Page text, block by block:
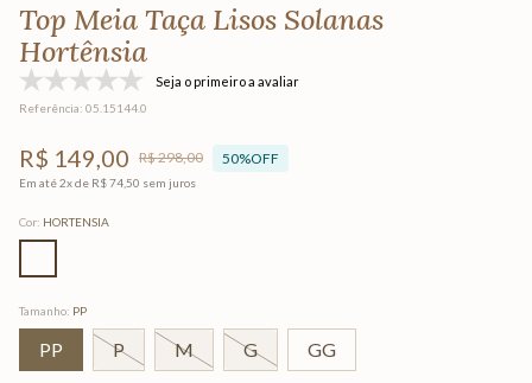
Top Meia Taça Lisos Solanas
Hortênsia
Seja o primeiro a avaliar
Referência: 05.15144.0
R$ 149,00 R$298,00 50%OFF
Em até2x de R$74 50 sem juros
Cor: HORTENSIA
Tamanho: PP
PP P M G GG